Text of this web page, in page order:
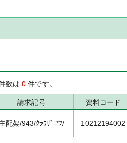
数は 0 件です。
請求記号 資料コード
配架/943/ｸﾗｳｻﾞ-*ﾌ/ 10212194002